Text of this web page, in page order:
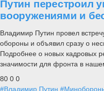
Путин перестроил
вооружениями и
Владимир Путин провел
обороны и объявил сразу о
Подробнее о новых кадровых
значимости для фронта в
80 0 0
#Владимир Путин